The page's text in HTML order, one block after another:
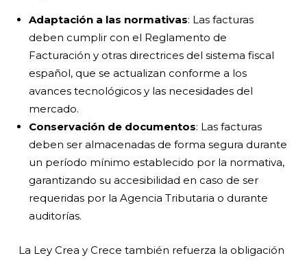
Adaptación a las normativas: Las facturas
deben cumplir con el Reglamento de
Facturación y otras directrices del sistema fiscal
español, que se actualizan conforme a los
avances tecnológicos y las necesidades del
mercado.
Conservación de documentos: Las facturas
deben ser almacenadas de forma segura durante
un período mínimo establecido por la normativa,
garantizando su accesibilidad en caso de ser
requeridas por la Agencia Tributaria o durante
auditorías.
La Ley Crea y Crece también refuerza la obligación